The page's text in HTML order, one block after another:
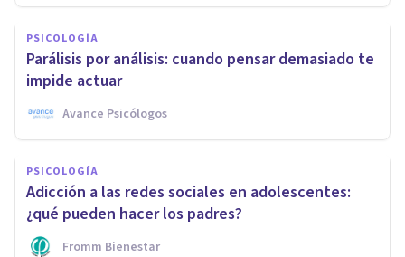
PSICOLOGÍA
Parálisis por análisis: cuando pensar demasiado te
impide actuar
Avance Psicólogos
PSICOLOGÍA
Adicción a las redes sociales en adolescentes:
¿qué pueden hacer los padres?
Fromm Bienestar